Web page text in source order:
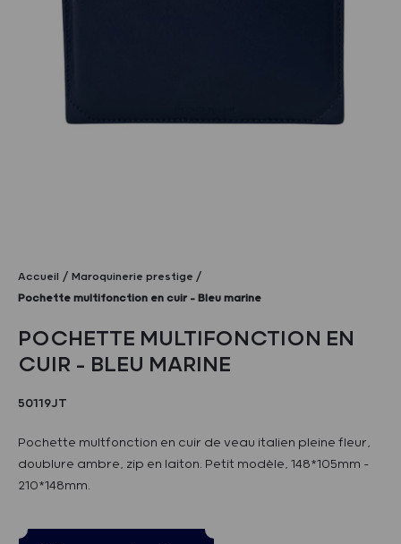
Accueil
Maroquinerie prestige
Pochette multifonction en cuir – Bleu marine
POCHETTE MULTIFONCTION EN
CUIR – BLEU MARINE
50119JT
Pochette multfonction en cuir de veau italien pleine fleur,
doublure ambre, zip en laiton. Petit modèle, 148*105mm -
210*148mm.